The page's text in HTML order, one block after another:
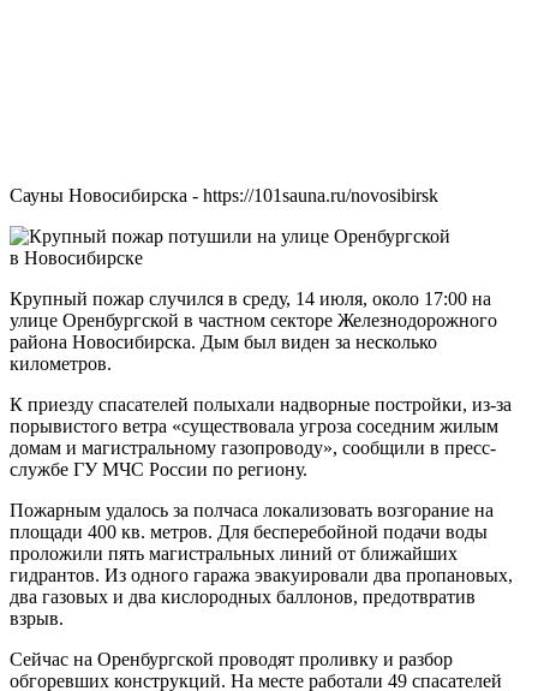
Сауны Новосибирска - https://101sauna.ru/novosibirsk
Крупный пожар случился в среду, 14 июля, около 17:00 на
улице Оренбургской в частном секторе Железнодорожного
района Новосибирска. Дым был виден за несколько
километров.
К приезду спасателей полыхали надворные постройки, из-за
порывистого ветра «существовала угроза соседним жилым
домам и магистральному газопроводу», сообщили в пресс-
службе ГУ МЧС России по региону.
Пожарным удалось за полчаса локализовать возгорание на
площади 400 кв. метров. Для бесперебойной подачи воды
проложили пять магистральных линий от ближайших
гидрантов. Из одного гаража эвакуировали два пропановых,
два газовых и два кислородных баллонов, предотвратив
взрыв.
Сейчас на Оренбургской проводят проливку и разбор
обгоревших конструкций. На месте работали 49 спасателей